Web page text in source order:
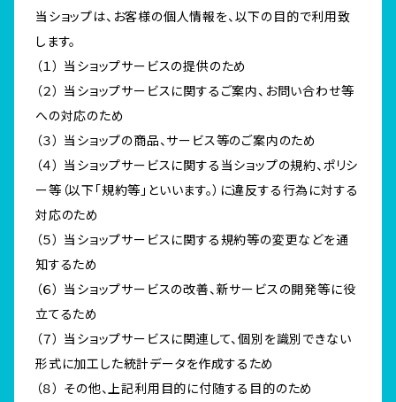
当ショップは、お客様の個人情報を、以下の目的で利用致
します。
（１） 当ショップサービスの提供のため
（２） 当ショップサービスに関するご案内、お問い合わせ等
への対応のため
（３） 当ショップの商品、サービス等のご案内のため
（４） 当ショップサービスに関する当ショップの規約、ポリシ
ー等（以下「規約等」といいます。）に違反する行為に対する
対応のため
（５） 当ショップサービスに関する規約等の変更などを通
知するため
（６） 当ショップサービスの改善、新サービスの開発等に役
立てるため
（７） 当ショップサービスに関連して、個別を識別できない
形式に加工した統計データを作成するため
（８） その他、上記利用目的に付随する目的のため